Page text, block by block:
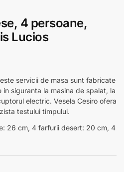
4 persoane,
Lucios
servicii de masa sunt fabricate
siguranta la masina de spalat, la
electric. Vesela Cesiro ofera
testului timpului.
26 cm, 4 farfurii desert: 20 cm, 4